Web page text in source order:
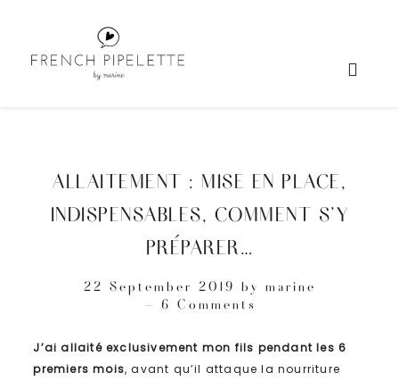
ALLAITEMENT : MISE EN PLACE,
INDISPENSABLES, COMMENT S’Y
PRÉPARER…
22 September 2019 by marine
6 Comments
J’ai allaité exclusivement mon fils pendant les 6
premiers mois, avant qu’il attaque la nourriture